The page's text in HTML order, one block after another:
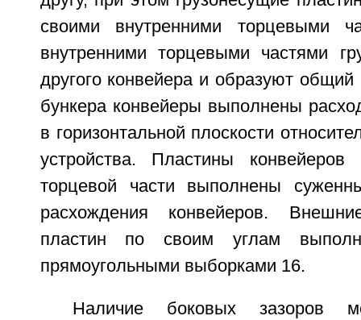
своими внутренними торцевыми
внутренними торцевыми частями
другого конвейера и образуют
бункера конвейеры выполнены
в горизонтальной плоскости
устройства. Пластины
торцевой части выполнены
расхождения конвейеров.
пластин по своим углам
прямоугольными выборками 16.
Наличие боковых зазоров